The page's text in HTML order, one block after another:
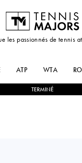
les passionnés de tennis
ATP WTA
TERMINÉ